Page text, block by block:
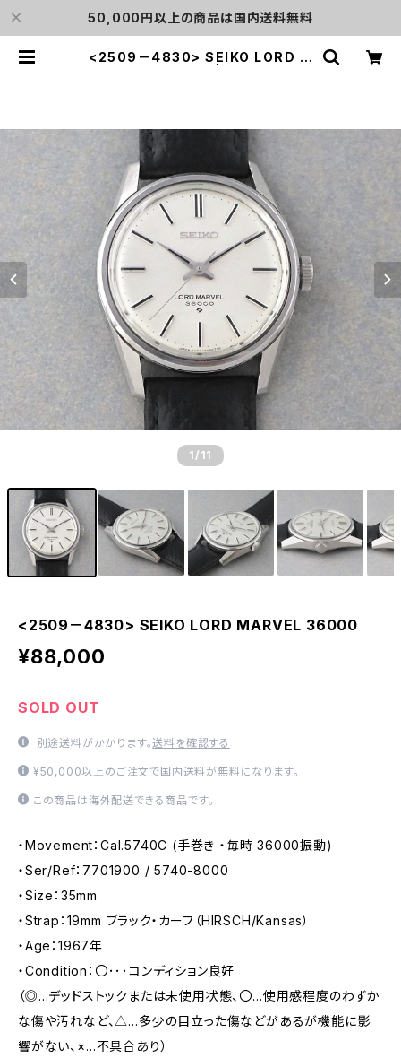
50,000円以上の商品は国内送料無料
<2509－4830> SEIKO LORD M
1 /11
<2509－4830> SEIKO LORD MARVEL 36000
¥88,000
SOLD OUT
別途送料がかかります。送料を確認する
¥50,000以上のご注文で国内送料が無料になります。
この商品は海外配送できる商品です。
・Movement：Cal.5740C (手巻き ・毎時 36000振動)
・Ser/Ref：7701900 / 5740-8000
・Size：35mm
・Strap：19mm ブラック・カーフ（HIRSCH/Kansas）
・Age：1967年
・Condition：〇･･･コンディション良好
（◎…デッドストックまたは未使用状態、〇…使用感程度のわずか
な傷や汚れなど、△…多少の目立った傷などがあるが機能に影
響がない、×…不具合あり）